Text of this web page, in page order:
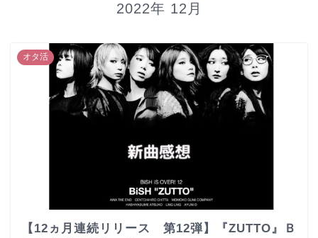
2022年 12月
オタ活
【12ヵ月連続リリース 第12弾】『ZUTTO』Ｂ